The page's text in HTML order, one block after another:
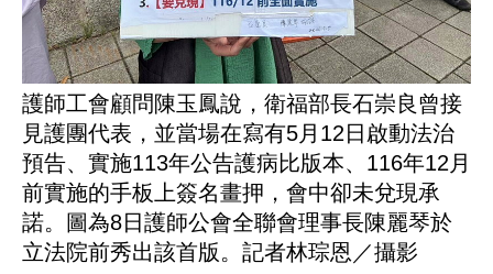
護師工會顧問陳玉鳳說，衛福部長石崇良曾接
見護團代表，並當場在寫有5月12日啟動法治
預告、實施113年公告護病比版本、116年12月
前實施的手板上簽名畫押，會中卻未兌現承
諾。圖為8日護師公會全聯會理事長陳麗琴於
立法院前秀出該首版。記者林琮恩／攝影